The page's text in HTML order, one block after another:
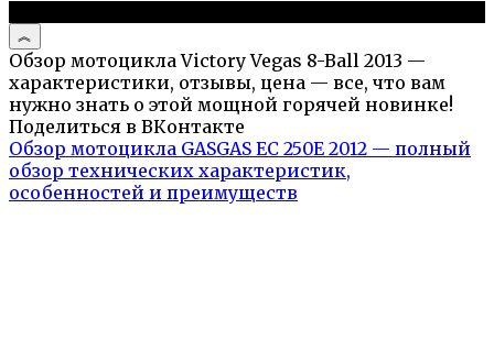
Обзор мотоцикла Victory Vegas 8-Ball 2013 —
характеристики, отзывы, цена — все, что вам
нужно знать о этой мощной горячей новинке!
Поделиться в ВКонтакте
Обзор мотоцикла GASGAS EC 250E 2012 — полный
обзор технических характеристик,
особенностей и преимуществ